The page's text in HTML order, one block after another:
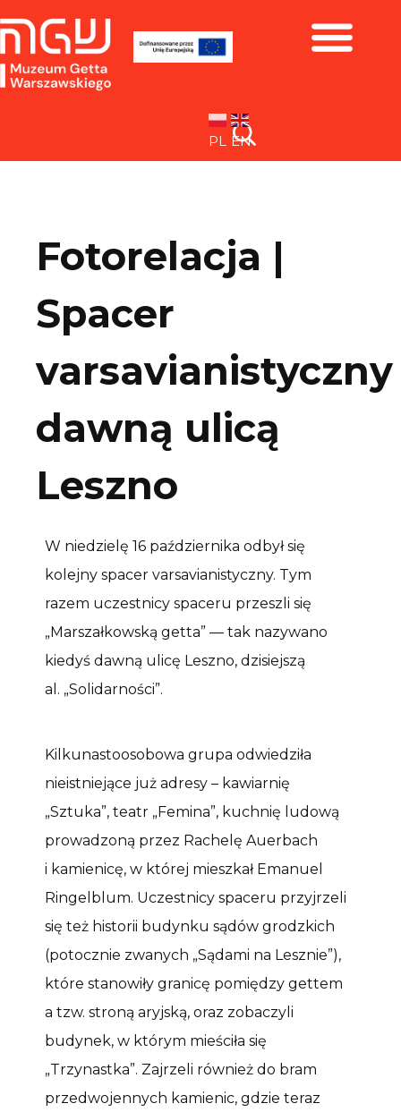
PL EN
Fotorelacja |
Spacer
varsavianistyczny
dawną ulicą
Leszno
W niedzielę 16 października odbył się
kolejny spacer varsavianistyczny. Tym
razem uczestnicy spaceru przeszli się
„Marszałkowską getta” — tak nazywano
kiedyś dawną ulicę Leszno, dzisiejszą
al. „Solidarności”.
Kilkunastoosobowa grupa odwiedziła
nieistniejące już adresy – kawiarnię
„Sztuka”, teatr „Femina”, kuchnię ludową
prowadzoną przez Rachelę Auerbach
i kamienicę, w której mieszkał Emanuel
Ringelblum. Uczestnicy spaceru przyjrzeli
się też historii budynku sądów grodzkich
(potocznie zwanych „Sądami na Lesznie”),
które stanowiły granicę pomiędzy gettem
a tzw. stroną aryjską, oraz zobaczyli
budynek, w którym mieściła się
„Trzynastka”. Zajrzeli również do bram
przedwojennych kamienic, gdzie teraz